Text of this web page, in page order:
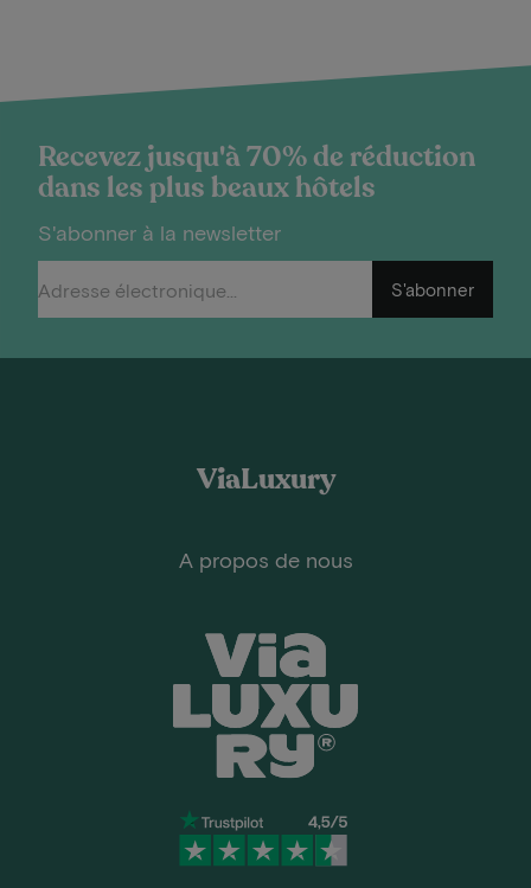
Recevez jusqu'à 70% de réduction
dans les plus beaux hôtels
S'abonner à la newsletter
S'abonner
ViaLuxury
A propos de nous